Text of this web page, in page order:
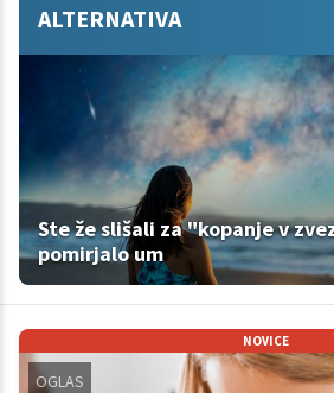
ALTERNATIVA
Ste že slišali za "kopanje v
pomirjalo um
NOVICE
OGLAS